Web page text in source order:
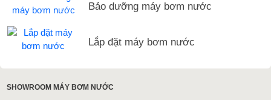
Bảo dưỡng máy bơm nước
Lắp đặt máy bơm nước
SHOWROOM MÁY BƠM NƯỚC